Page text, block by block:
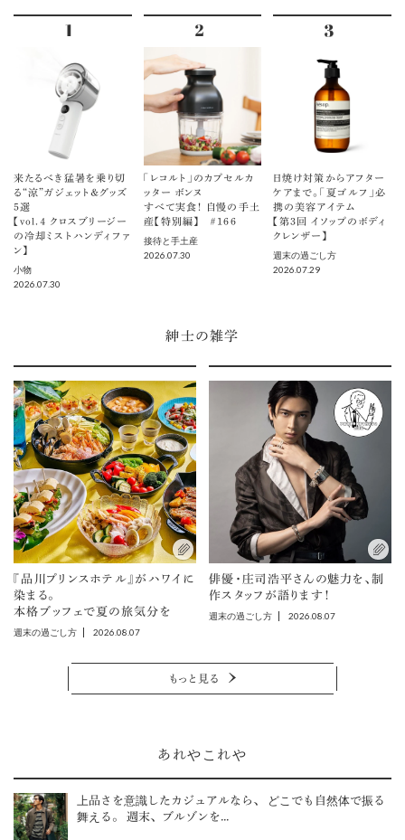
来たるべき猛暑を乗り切
る“涼”ガジェット＆グッズ
5選
【vol.４ クロスブリージー
の冷却ミストハンディファ
ン】
小物
2026.07.30
「レコルト」のカプセルカ
ッター ボンヌ
すべて実食！ 自慢の手土
産【特別編】 ＃166
接待と手土産
2026.07.30
日焼け対策からアフター
ケアまで。「夏ゴルフ」必
携の美容アイテム
【第3回 イソップのボディ
クレンザー】
週末の過ごし方
2026.07.29
紳士の雑学
『品川プリンスホテル』がハワイに
染まる。
本格ブッフェで夏の旅気分を
週末の過ごし方 2026.08.07
俳優・庄司浩平さんの魅力を、制
作スタッフが語ります！
週末の過ごし方 2026.08.07
もっと見る
あれやこれや
上品さを意識したカジュアルなら、 どこでも自然体で振る
舞える。 週末、ブルゾンを...